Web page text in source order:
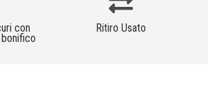
con Ritiro Usato